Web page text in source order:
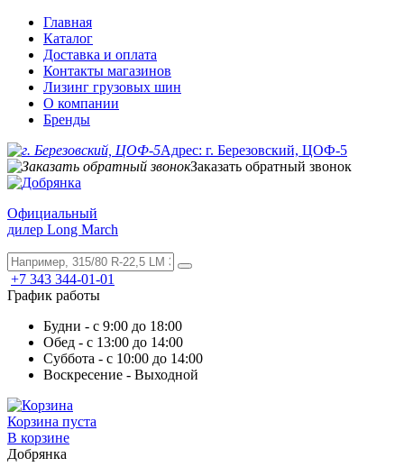
Главная
Каталог
Доставка и оплата
Контакты магазинов
Лизинг грузовых шин
О компании
Бренды
Адрес: г. Березовский, ЦОФ-5
Заказать обратный звонок
Официальный
дилер Long March
+7 343 344-01-01
График работы
Будни - с 9:00 до 18:00
Обед - с 13:00 до 14:00
Суббота - с 10:00 до 14:00
Воскресение - Выходной
Корзина пуста
В корзине
Добрянка